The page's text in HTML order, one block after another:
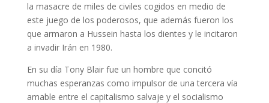
la masacre de miles de civiles cogidos en medio de
este juego de los poderosos, que además fueron los
que armaron a Hussein hasta los dientes y le incitaron
a invadir Irán en 1980.
En su día Tony Blair fue un hombre que concitó
muchas esperanzas como impulsor de una tercera vía
amable entre el capitalismo salvaje y el socialismo